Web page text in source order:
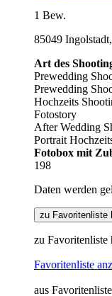
1 Bew.
85049
Art des
Prewedding
Prewedding
Hochzeits
Fotostory
After Wedding
Portrait
Fotobox mit
198
Daten werden
zu Favoritenliste
zu Favoritenliste
Favoritenliste
aus